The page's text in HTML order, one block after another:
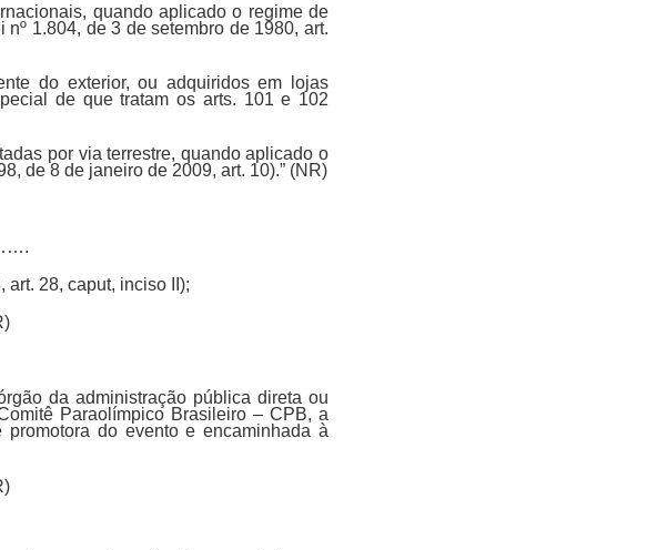
quando aplicado o regime de
1.804, de 3 de setembro de 1980, art.
do exterior, ou adquiridos em lojas
de que tratam os arts. 101 e 102
por via terrestre, quando aplicado o
de 8 de janeiro de 2009, art. 10).” (NR)
art. 28, caput, inciso II);
da administração pública direta ou
Paraolímpico Brasileiro – CPB, a
do evento e encaminhada à